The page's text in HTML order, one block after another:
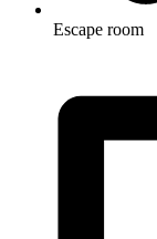
Escape room